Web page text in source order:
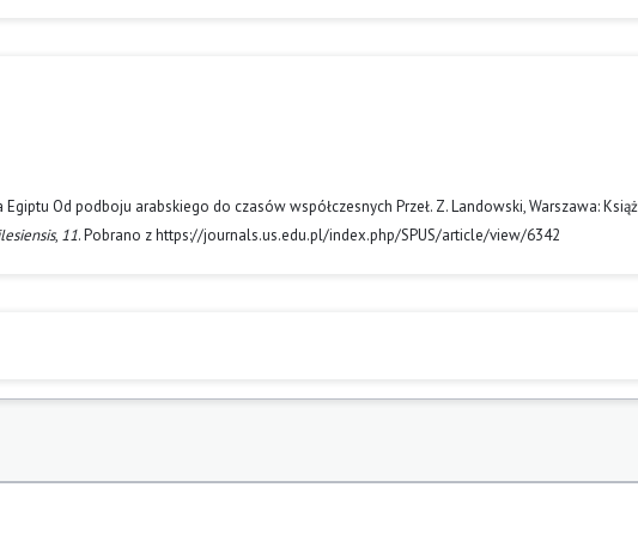
Od podboju arabskiego do czasów współczesnych Przeł. Z. Landowski, Warszawa:
, 11. Pobrano z https://journals.us.edu.pl/index.php/SPUS/article/view/6342